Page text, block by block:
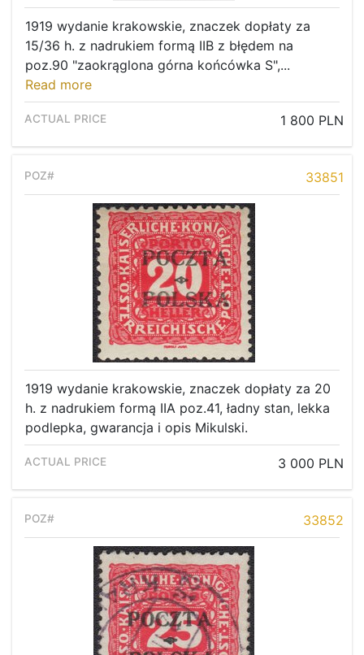
1919 wydanie krakowskie, znaczek dopłaty za
15/36 h. z nadrukiem formą IIB z błędem na
poz.90 "zaokrąglona górna końcówka S",...
Read more
1 800 PLN
33851
1919 wydanie krakowskie, znaczek dopłaty za 20
h. z nadrukiem formą IIA poz.41, ładny stan, lekka
podlepka, gwarancja i opis Mikulski.
3 000 PLN
33852